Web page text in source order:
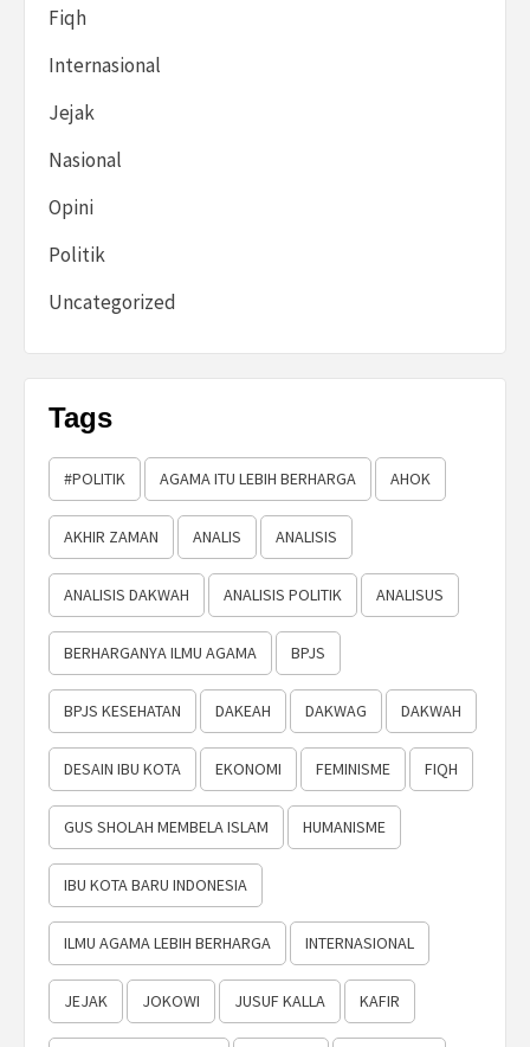
Fiqh
Internasional
Jejak
Nasional
Opini
Politik
Uncategorized
Tags
#POLITIK AGAMA ITU LEBIH BERHARGA AHOK
AKHIR ZAMAN ANALIS ANALISIS
ANALISIS DAKWAH ANALISIS POLITIK ANALISUS
BERHARGANYA ILMU AGAMA BPJS
BPJS KESEHATAN DAKEAH DAKWAG DAKWAH
DESAIN IBU KOTA EKONOMI FEMINISME FIQH
GUS SHOLAH MEMBELA ISLAM HUMANISME
IBU KOTA BARU INDONESIA
ILMU AGAMA LEBIH BERHARGA INTERNASIONAL
JEJAK JOKOWI JUSUF KALLA KAFIR